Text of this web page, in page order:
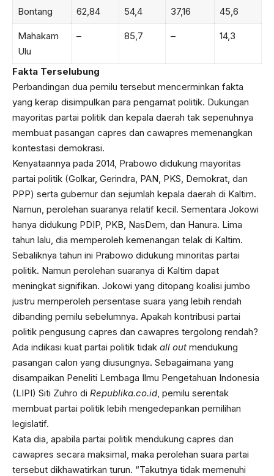
Bontang 62,84 54,4 37,16 45,6
Mahakam
Ulu
– 85,7 – 14,3
Fakta Terselubung
Perbandingan dua pemilu tersebut mencerminkan fakta
yang kerap disimpulkan para pengamat politik. Dukungan
mayoritas partai politik dan kepala daerah tak sepenuhnya
membuat pasangan capres dan cawapres memenangkan
kontestasi demokrasi.
Kenyataannya pada 2014, Prabowo didukung mayoritas
partai politik (Golkar, Gerindra, PAN, PKS, Demokrat, dan
PPP) serta gubernur dan sejumlah kepala daerah di Kaltim.
Namun, perolehan suaranya relatif kecil. Sementara Jokowi
hanya didukung PDIP, PKB, NasDem, dan Hanura. Lima
tahun lalu, dia memperoleh kemenangan telak di Kaltim.
Sebaliknya tahun ini Prabowo didukung minoritas partai
politik. Namun perolehan suaranya di Kaltim dapat
meningkat signifikan. Jokowi yang ditopang koalisi jumbo
justru memperoleh persentase suara yang lebih rendah
dibanding pemilu sebelumnya. Apakah kontribusi partai
politik pengusung capres dan cawapres tergolong rendah?
Ada indikasi kuat partai politik tidak all out mendukung
pasangan calon yang diusungnya. Sebagaimana yang
disampaikan Peneliti Lembaga Ilmu Pengetahuan Indonesia
(LIPI) Siti Zuhro di Republika.co.id , pemilu serentak
membuat partai politik lebih mengedepankan pemilihan
legislatif.
Kata dia, apabila partai politik mendukung capres dan
cawapres secara maksimal, maka perolehan suara partai
tersebut dikhawatirkan turun. “Takutnya tidak memenuhi